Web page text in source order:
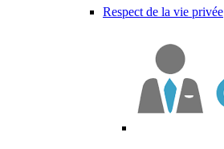
Respect de la vie privée